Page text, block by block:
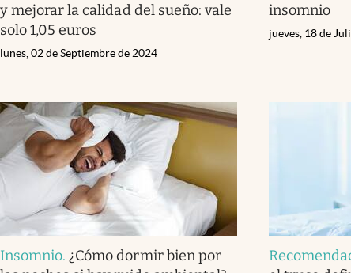
y mejorar la calidad del sueño: vale
solo 1,05 euros
lunes, 02 de Septiembre de 2024
insomnio
jueves, 18 de
Insomnio. ¿Cómo dormir bien por